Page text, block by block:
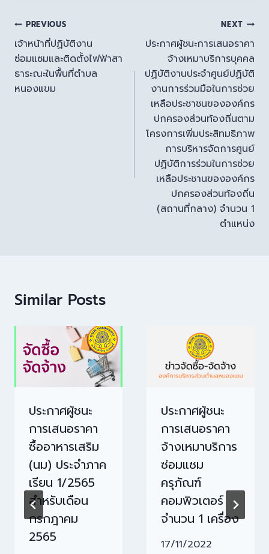
PREVIOUS
เจ้าหน้าที่ปฏิบัติงาน
ซ่อมแซมและติดตั้งไฟฟ้าสา
ธาระณะในพื้นที่ตำบล
หนองแขม
NEXT
ประกาศผู้ชนะการเสนอราคา
จ้างเหมาบริการบุคคล
ปฏิบัติงานประจำศูนย์ปฏิบัติ
งานการร่วมมือในการช่วย
เหลือประชาชนขององค์กร
ปกครองส่วนท้องถิ่นตาม
โครงการเพิ่มประสิทมธิภาพ
การบริหารจัดการศูนย์
ปฏิบัติการร่วมในการช่วย
เหลือประชานขององค์กร
ปกครองส่วนท้องถิ่น
(สถานที่กลาง) จำนวน 1
ตำแหน่ง
Similar Posts
ประกาศผู้ชนะ
การเสนอราคา
ซื้ออาหารเสริม
(นม) ประจำภาค
เรียน 1/2565
สำหรับเดือน
กรกฎาคม
2565
ประกาศผู้ชนะ
การเสนอราคา
จ้างเหมาบริการ
ซ่อมแซม
ครุภัณฑ์
คอมพิวเตอร์
จำนวน 1 เครื่อง
17/11/2022